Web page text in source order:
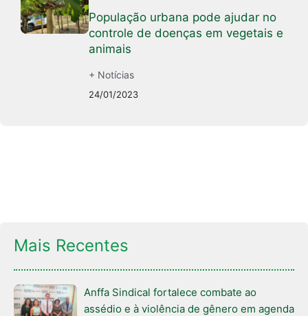
População urbana pode ajudar no
controle de doenças em vegetais e
animais
+ Notícias
24/01/2023
Mais Recentes
Anffa Sindical fortalece combate ao
assédio e à violência de gênero em agenda